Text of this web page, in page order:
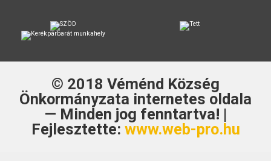
© 2018 Véménd Község
Önkormányzata internetes oldala
— Minden jog fenntartva! |
Fejlesztette: www.web-pro.hu